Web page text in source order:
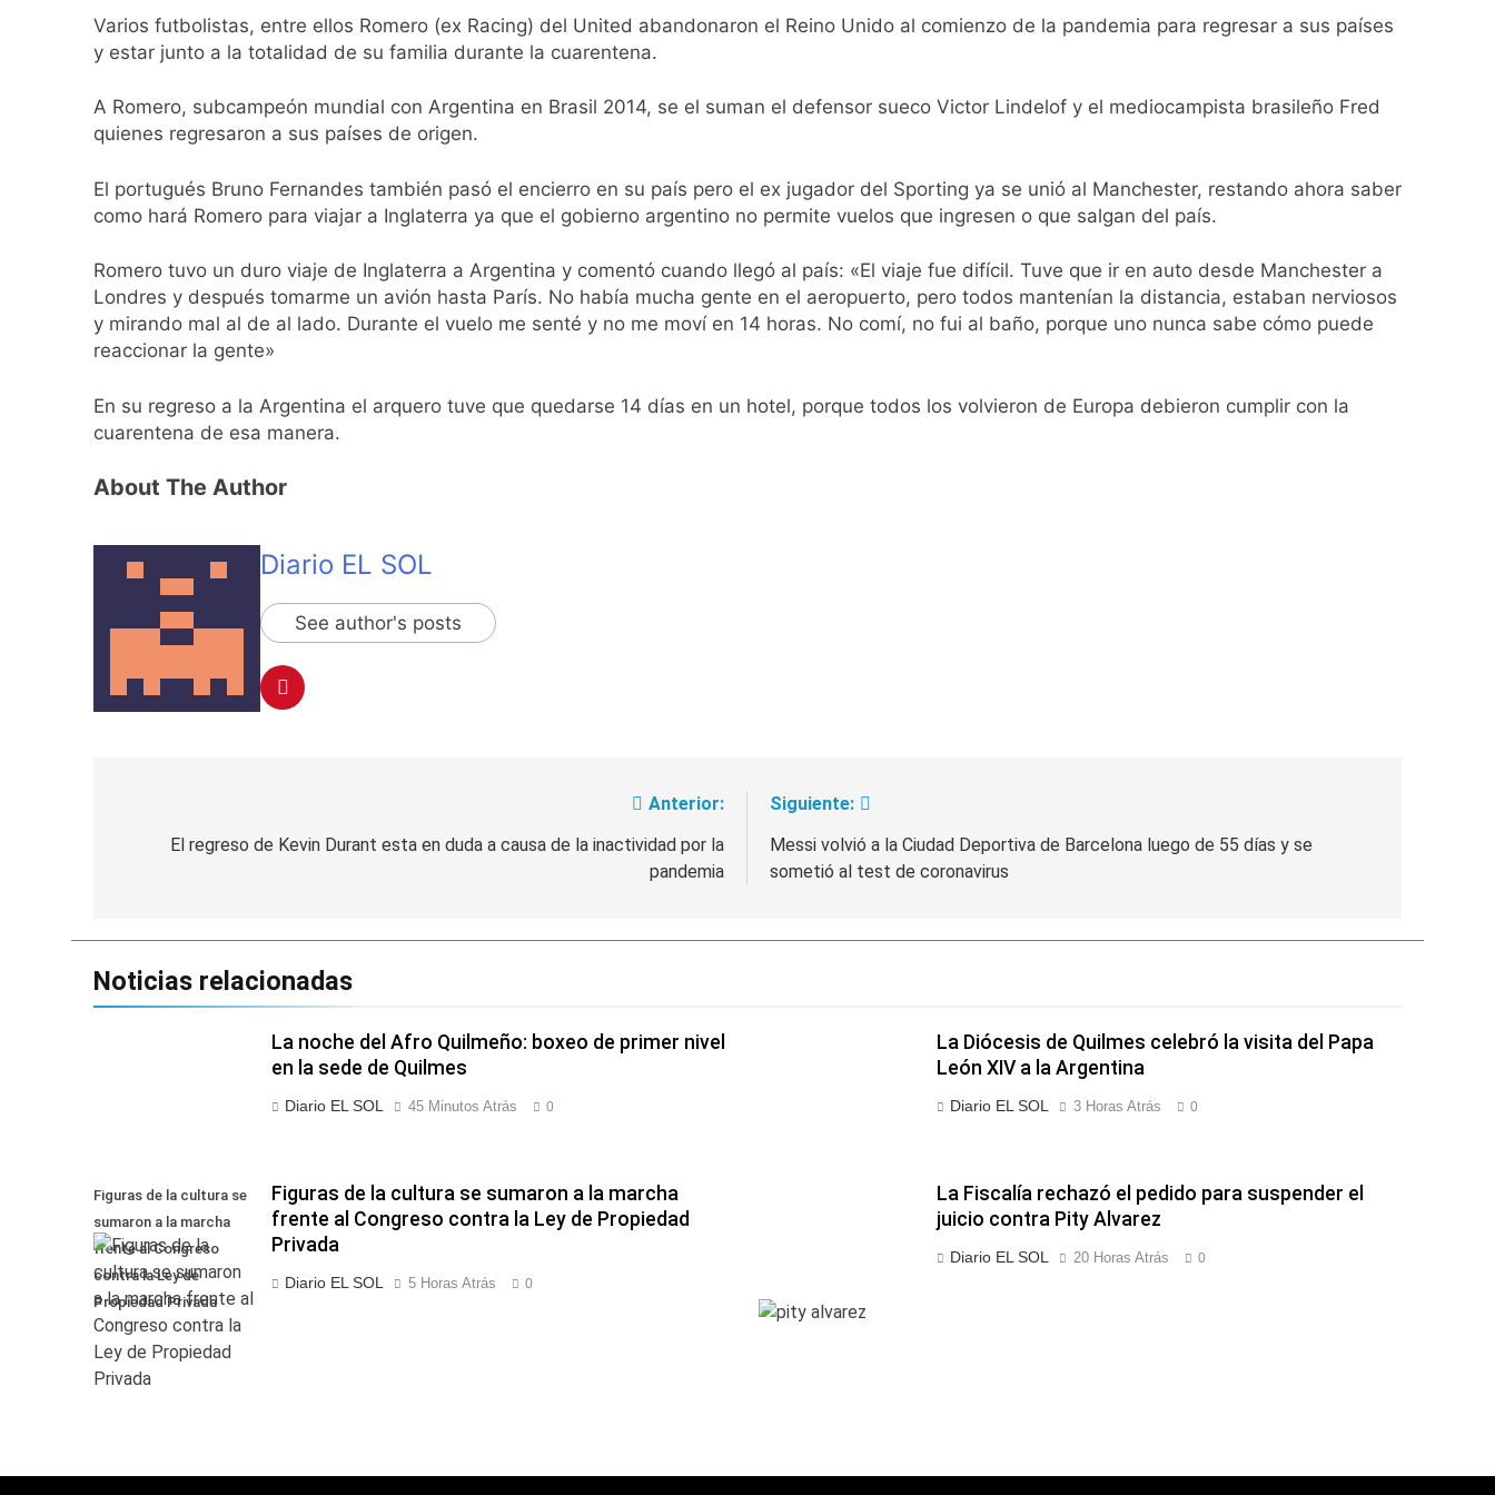
20 Horas Atrás
67 barrios full LED en Florencio Varela
El temporal se despide del AMBA: cuándo dejará de llover y llega una ola de frío con mínimas cercanas a 1°C
21 Horas Atrás
22 Horas Atrás
Renunció el subsecretario de Seguridad de Quilmes, Hernán Ocampo, tras la difusión de chats privados
Candela Arizaga confirmó que tuvo un «brote psicótico» por consumo con Facundo Moyano
23 Horas Atrás
La Libertad Avanza consiguió la mayoría y rechazó el pedido del peronismo de girar el proyecto a comisión
1 Día Atrás
La Municipalidad de Quilmes limpió sumideros y desagües en medio de las lluvias
Varios futbolistas, entre ellos Romero (ex Racing) del United abandonaron el Reino Unido al comienzo de la pandemia para regresar a sus países
y estar junto a la totalidad de su familia durante la cuarentena.
A Romero, subcampeón mundial con Argentina en Brasil 2014, se el suman el defensor sueco Victor Lindelof y el mediocampista brasileño Fred
quienes regresaron a sus países de origen.
El portugués Bruno Fernandes también pasó el encierro en su país pero el ex jugador del Sporting ya se unió al Manchester, restando ahora saber
como hará Romero para viajar a Inglaterra ya que el gobierno argentino no permite vuelos que ingresen o que salgan del país.
Romero tuvo un duro viaje de Inglaterra a Argentina y comentó cuando llegó al país: «El viaje fue difícil. Tuve que ir en auto desde Manchester a
Londres y después tomarme un avión hasta París. No había mucha gente en el aeropuerto, pero todos mantenían la distancia, estaban nerviosos
y mirando mal al de al lado. Durante el vuelo me senté y no me moví en 14 horas. No comí, no fui al baño, porque uno nunca sabe cómo puede
reaccionar la gente»
En su regreso a la Argentina el arquero tuve que quedarse 14 días en un hotel, porque todos los volvieron de Europa debieron cumplir con la
cuarentena de esa manera.
About The Author
Diario EL SOL
See author's posts
Anterior:
El regreso de Kevin Durant esta en duda a causa de la inactividad por la
pandemia
Siguiente:
Messi volvió a la Ciudad Deportiva de Barcelona luego de 55 días y se
sometió al test de coronavirus
Noticias relacionadas
La noche del Afro Quilmeño: boxeo de primer nivel
en la sede de Quilmes
Diario EL SOL 45 Minutos Atrás 0
La Diócesis de Quilmes celebró la visita del Papa
León XIV a la Argentina
Diario EL SOL 3 Horas Atrás 0
Figuras de la cultura se
sumaron a la marcha
frente al Congreso
contra la Ley de
Propiedad Privada
Figuras de la cultura se sumaron a la marcha
frente al Congreso contra la Ley de Propiedad
Privada
Diario EL SOL 5 Horas Atrás 0
La Fiscalía rechazó el pedido para suspender el
juicio contra Pity Alvarez
Diario EL SOL 20 Horas Atrás 0